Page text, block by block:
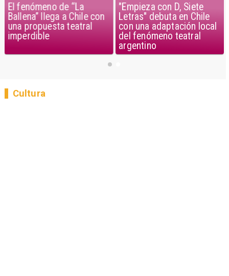
El fenómeno de “La
Ballena” llega a Chile con
una propuesta teatral
imperdible
"Empieza con D, Siete
Letras" debuta en Chile
con una adaptación local
del fenómeno teatral
argentino
Cultura